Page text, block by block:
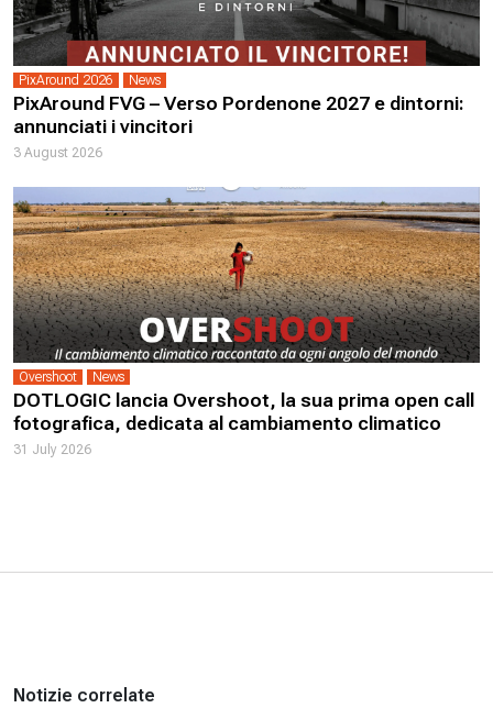
PixAround 2026 News
PixAround FVG – Verso Pordenone 2027 e dintorni:
annunciati i vincitori
3 August 2026
Overshoot News
DOTLOGIC lancia Overshoot, la sua prima open call
fotografica, dedicata al cambiamento climatico
31 July 2026
Notizie correlate